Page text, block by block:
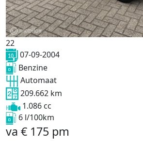
22
07-09-2004
Benzine
Automaat
209.662 km
1.086 cc
6 l/100km
va € 175 pm